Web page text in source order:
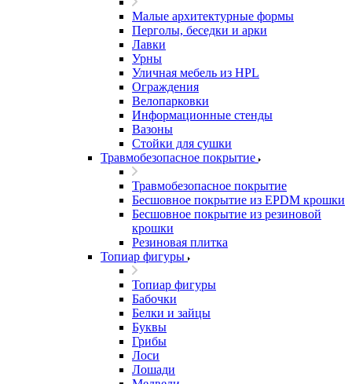
Малые архитектурные формы
Перголы, беседки и арки
Лавки
Урны
Уличная мебель из HPL
Ограждения
Велопарковки
Информационные стенды
Вазоны
Стойки для сушки
Травмобезопасное покрытие
Травмобезопасное покрытие
Бесшовное покрытие из EPDM крошки
Бесшовное покрытие из резиновой
крошки
Резиновая плитка
Топиар фигуры
Топиар фигуры
Бабочки
Белки и зайцы
Буквы
Грибы
Лоси
Лошади